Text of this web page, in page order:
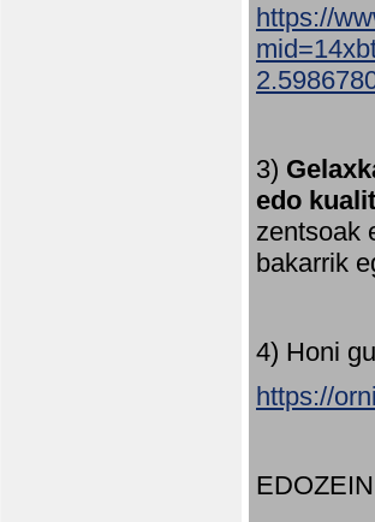
https://
3)
edo
zentsoak
bakarrik
4) Honi
https://